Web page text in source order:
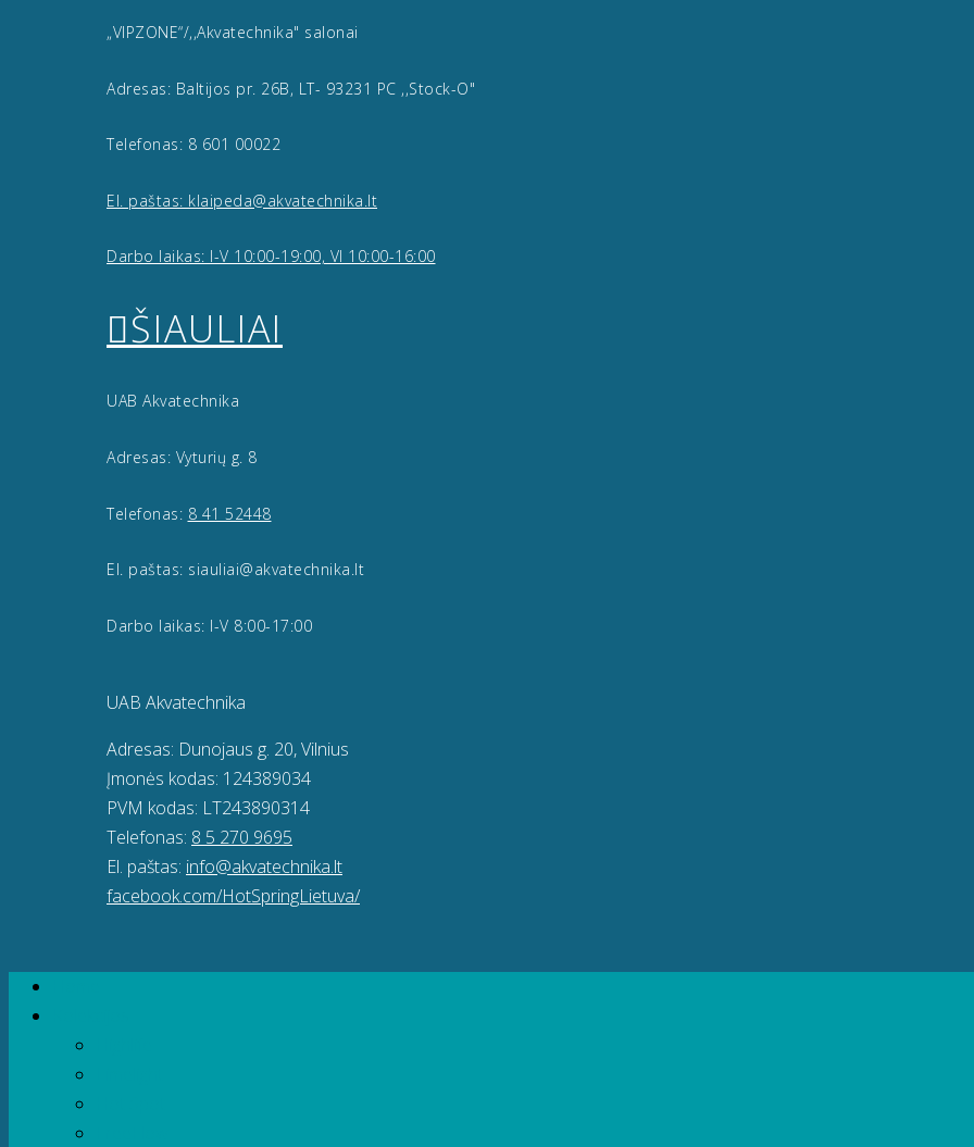
„VIPZONE“/,,Akvatechnika" salonai
Adresas: Baltijos pr. 26B, LT- 93231 PC ,,Stock-O"
Telefonas: 8 601 00022
El. paštas: klaipeda@akvatechnika.lt
Darbo laikas: I-V 10:00-19:00, VI 10:00-16:00
ŠIAULIAI
UAB Akvatechnika
Adresas: Vyturių g. 8
Telefonas: 8 41 52448
El. paštas: siauliai@akvatechnika.lt
Darbo laikas: I-V 8:00-17:00
UAB Akvatechnika
Adresas: Dunojaus g. 20, Vilnius
Įmonės kodas: 124389034
PVM kodas: LT243890314
Telefonas: 8 5 270 9695
El. paštas: info@akvatechnika.lt
facebook.com/HotSpringLietuva/